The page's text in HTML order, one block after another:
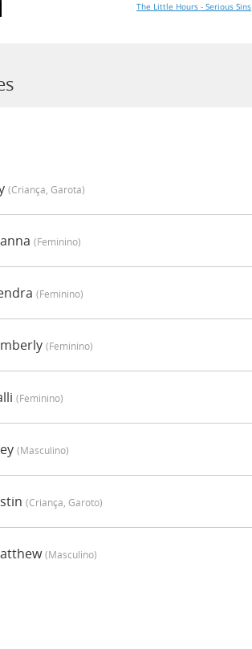
The Little Hours - Serious Sins
(criança, Garota)
(feminino)
(feminino)
(feminino)
(feminino)
(masculino)
(criança, Garoto)
(masculino)